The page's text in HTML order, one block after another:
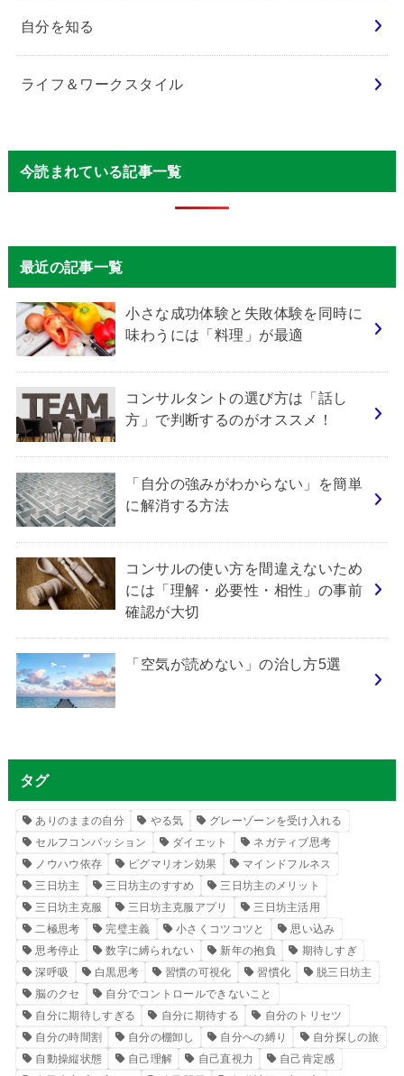
自分を知る
ライフ＆ワークスタイル
今読まれている記事一覧
最近の記事一覧
小さな成功体験と失敗体験を同時に
味わうには「料理」が最適
コンサルタントの選び方は「話し
方」で判断するのがオススメ！
「自分の強みがわからない」を簡単
に解消する方法
コンサルの使い方を間違えないため
には「理解・必要性・相性」の事前
確認が大切
「空気が読めない」の治し方5選
タグ
ありのままの自分 やる気
グレーゾーンを受け入れる
セルフコンパッション
ダイエット
ネガティブ思考
ノウハウ依存
ピグマリオン効果
マインドフルネス
三日坊主
三日坊主のすすめ
三日坊主のメリット
三日坊主克服
三日坊主克服アプリ
三日坊主活用
二極思考
完璧主義 小さくコツコツと
思い込み
思考停止
数字に縛られない 新年の抱負
期待しすぎ
深呼吸
白黒思考 習慣の可視化 習慣化
脱三日坊主
脳のクセ
自分でコントロールできないこと
自分に期待しすぎる
自分に期待する
自分のトリセツ
自分の時間割
自分の棚卸し 自分への縛り
自分探しの旅
自動操縦状態
自己理解 自己直視力
自己肯定感